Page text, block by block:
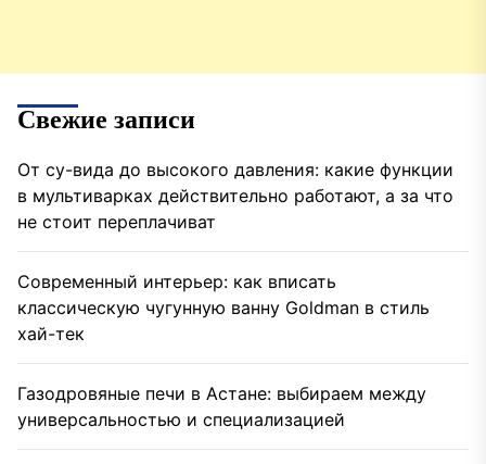
Свежие записи
От су-вида до высокого давления: какие функции
в мультиварках действительно работают, а за что
не стоит переплачиват
Современный интерьер: как вписать
классическую чугунную ванну Goldman в стиль
хай-тек
Газодровяные печи в Астане: выбираем между
универсальностью и специализацией